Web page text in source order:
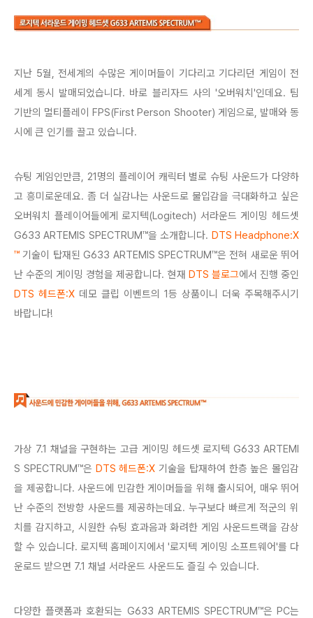
지난 5월, 전세계의 수많은 게이머들이 기다리고 기다리던 게임이 전
세계 동시 발매되었습니다. 바로 블리자드 사의 '오버워치'인데요. 팀
기반의 멀티플레이 FPS(First Person Shooter) 게임으로, 발매와 동
시에 큰 인기를 끌고 있습니다.
슈팅 게임인만큼, 21명의 플레이어 캐릭터 별로 슈팅 사운드가 다양하
고 흥미로운데요. 좀 더 실감나는 사운드로 물입감을 극대화하고 싶은
오버워치 플레이어들에게 로지텍(Logitech) 서라운드 게이밍 헤드셋
G633 ARTEMIS SPECTRUM™을 소개합니다. DTS Headphone:X
™ 기술이 탑재된 G633 ARTEMIS SPECTRUM™은 전혀 새로운 뛰어
난 수준의 게이밍 경험을 제공합니다. 현재 DTS 블로그에서 진행 중인
DTS 헤드폰:X 데모 클립 이벤트의 1등 상품이니 더욱 주목해주시기
바랍니다!
가상 7.1 채널을 구현하는 고급 게이밍 헤드셋 로지텍 G633 ARTEMI
S SPECTRUM™은 DTS 헤드폰:X 기술을 탑재하여 한층 높은 몰입감
을 제공합니다. 사운드에 민감한 게이머들을 위해 출시되어, 매우 뛰어
난 수준의 전방향 사운드를 제공하는데요. 누구보다 빠르게 적군의 위
치를 감지하고, 시원한 슈팅 효과음과 화려한 게임 사운드트랙을 감상
할 수 있습니다. 로지텍 홈페이지에서 '로지텍 게이밍 소프트웨어'를 다
운로드 받으면 7.1 채널 서라운드 사운드도 즐길 수 있습니다.
다양한 플랫폼과 호환되는 G633 ARTEMIS SPECTRUM™은 PC는